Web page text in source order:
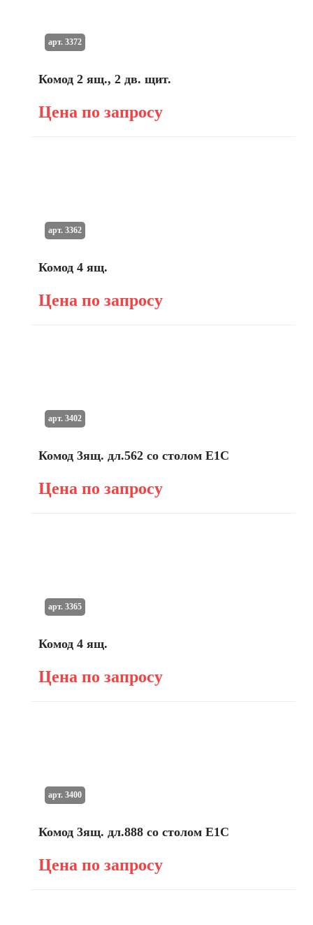
Комод 2 ящ., 2 дв. щит.
Цена по запросу
арт. 3372
Комод 4 ящ.
Цена по запросу
арт. 3362
Комод 3ящ. дл.562 со столом E1C
Цена по запросу
арт. 3402
Комод 4 ящ.
Цена по запросу
арт. 3365
Комод 3ящ. дл.888 со столом E1C
Цена по запросу
арт. 3400